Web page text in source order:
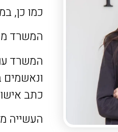
כמו כן,
המשרד
המשרד
ונאשמים
כתב
העשייה